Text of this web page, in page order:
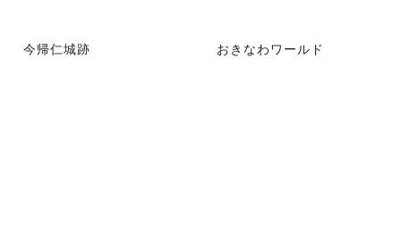
今帰仁城跡 おきなわワールド